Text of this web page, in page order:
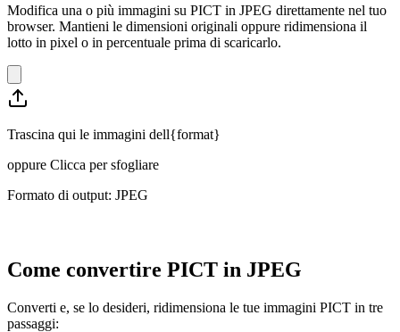
Modifica una o più immagini su PICT in JPEG direttamente nel tuo
browser. Mantieni le dimensioni originali oppure ridimensiona il
lotto in pixel o in percentuale prima di scaricarlo.
Trascina qui le immagini dell{format}
oppure Clicca per sfogliare
Formato di output: JPEG
Come convertire PICT in JPEG
Converti e, se lo desideri, ridimensiona le tue immagini PICT in tre
passaggi: